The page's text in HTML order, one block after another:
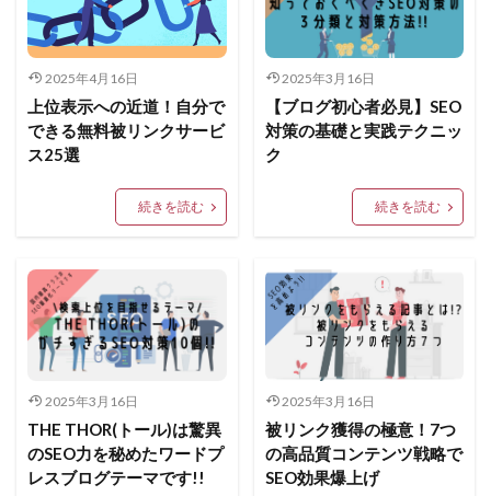
2025年4月16日
上位表示への近道！自分で
できる無料被リンクサービ
ス25選
続きを読む
2025年3月16日
【ブログ初心者必見】SEO
対策の基礎と実践テクニッ
ク
続きを読む
2025年3月16日
THE THOR(トール)は驚異
のSEO力を秘めたワードプ
レスブログテーマです!!
2025年3月16日
被リンク獲得の極意！7つ
の高品質コンテンツ戦略で
SEO効果爆上げ